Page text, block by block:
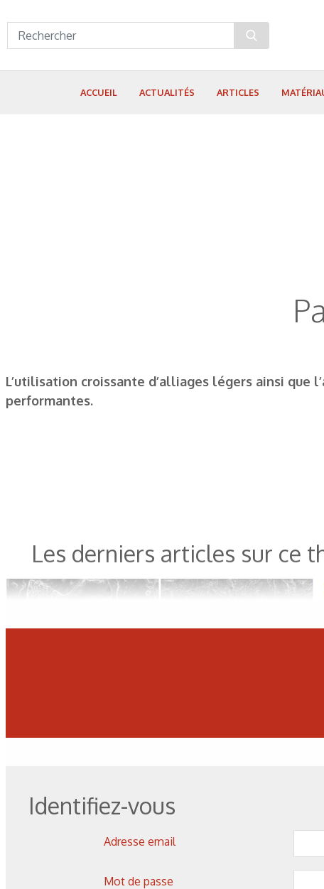
ACCUEIL ACTUALITÉS ARTICLES
L’utilisation croissante d’alliages légers ainsi
performantes.
Les derniers articles sur ce
Caractérisation des hydrures
techniques d’analyse
Identifiez-vous
Adresse email
Mot de passe